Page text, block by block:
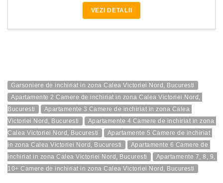
VEZI DETALII
Garsoniere de inchiriat in zona Calea Victoriei Nord, Bucuresti
Apartamente 2 Camere de inchiriat in zona Calea Victoriei Nord,
Bucuresti
Apartamente 3 Camere de inchiriat in zona Calea
Victoriei Nord, Bucuresti
Apartamente 4 Camere de inchiriat in zona
Calea Victoriei Nord, Bucuresti
Apartamente 5 Camere de inchiriat
in zona Calea Victoriei Nord, Bucuresti
Apartamente 6 Camere de
inchiriat in zona Calea Victoriei Nord, Bucuresti
Apartamente 7, 8, 9,
10+ Camere de inchiriat in zona Calea Victoriei Nord, Bucuresti